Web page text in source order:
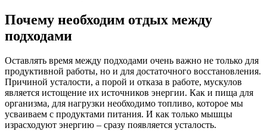
Почему необходим отдых между
подходами
Оставлять время между подходами очень важно не только для
продуктивной работы, но и для достаточного восстановления.
Причиной усталости, а порой и отказа в работе, мускулов
является истощение их источников энергии. Как и пища для
организма, для нагрузки необходимо топливо, которое мы
усваиваем с продуктами питания. И как только мышцы
израсходуют энергию – сразу появляется усталость.